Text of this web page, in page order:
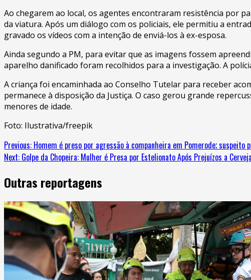
Ao chegarem ao local, os agentes encontraram resistência por
da viatura. Após um diálogo com os policiais, ele permitiu a
gravado os vídeos com a intenção de enviá-los à ex-esposa.
Ainda segundo a PM, para evitar que as imagens fossem
aparelho danificado foram recolhidos para a investigação. A
A criança foi encaminhada ao Conselho Tutelar para receber
permanece à disposição da Justiça. O caso gerou grande
menores de idade.
Foto: Ilustrativa/freepik
Previous: Homem é preso por agressão à companheira em Pomerode; suspeito
Next: Golpe da Chopeira: Mulher é Presa por Estelionato Após Prejuízos a
Outras reportagens